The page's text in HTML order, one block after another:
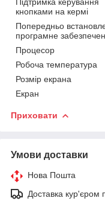
кнопками на кермі
Попередньо
програмне
Процесор
Робоча температура
Розмір екрана
Екран
Приховати
Умови доставки
Нова Пошта
Доставка кур'єром